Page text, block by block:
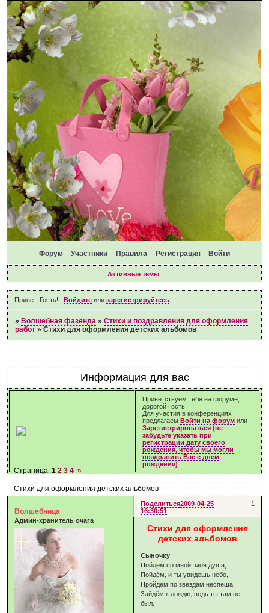
Форум Участники Правила Регистрация Войти
Активные темы
Привет, Гость! Войдитеили зарегистрируйтесь.
» Волшебная фазенда »Стихи и поздравления для оформления
работ »Стихи для оформления детских альбомов
Информация для вас
Приветствуем тебя на форуме,
дорогой Гость.
Для участия в конференциях
предлагаемВойти на форум или
Зарегистрироваться (не
забудьте указать при
регистрации дату своего
рождения, чтобы мы могли
поздравить Вас с днем
рождения)
Стихи для оформления детских альбомов
Страница:1 2 3 4 »
Поделиться 1
2009-04-25
16:30:51
Волшебница
Админ-хранитель очага
Стихи для оформления
детских альбомов
Сыночку
Пойдём со мной, моя душа,
Пойдём, и ты увидешь небо,
Пройдём по звёздам неспеша,
Зайдём к дождю, ведь ты там не
был.